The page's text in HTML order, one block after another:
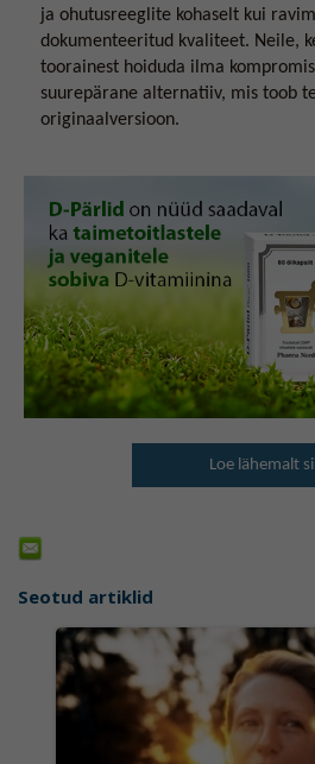
ja ohutusreeglite kohaselt kui
dokumenteeritud kvaliteet. Neile,
toorainest hoiduda ilma
suurepärane alternatiiv, mis toob
originaalversioon.
Loe lähemalt
Seotud artiklid